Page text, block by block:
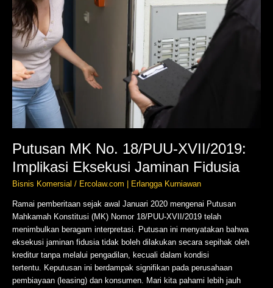
Putusan MK No. 18/PUU-XVII/2019:
Implikasi Eksekusi Jaminan Fidusia
Bisnis Komersial / Ercolaw.com | Erlangga Kurniawan
Ramai pemberitaan sejak awal Januari 2020 mengenai Putusan
Mahkamah Konstitusi (MK) Nomor 18/PUU-XVII/2019 telah
menimbulkan beragam interpretasi. Putusan ini menyatakan bahwa
eksekusi jaminan fidusia tidak boleh dilakukan secara sepihak oleh
kreditur tanpa melalui pengadilan, kecuali dalam kondisi
tertentu. Keputusan ini berdampak signifikan pada perusahaan
pembiayaan (leasing) dan konsumen. Mari kita pahami lebih jauh